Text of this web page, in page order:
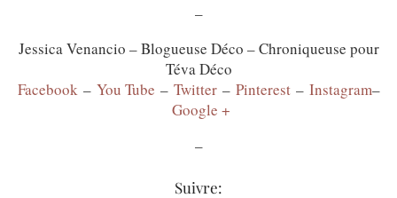
–
Jessica Venancio – Blogueuse Déco – Chroniqueuse pour
Téva Déco
Facebook – You Tube – Twitter – Pinterest – Instagram–
Google +
–
Suivre: